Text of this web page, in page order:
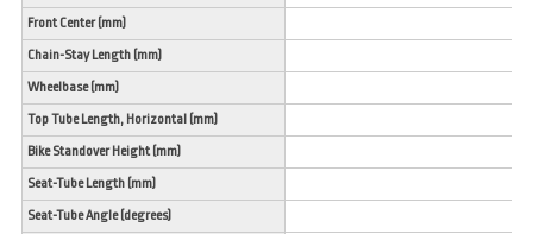
Front Center (mm)
Chain-Stay Length (mm)
Wheelbase (mm)
Top Tube Length, Horizontal (mm)
Bike Standover Height (mm)
Seat-Tube Length (mm)
Seat-Tube Angle (degrees)